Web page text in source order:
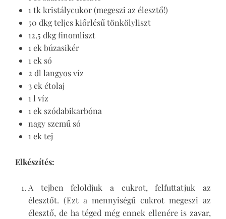
1 tk kristálycukor (megeszi az élesztő!)
50 dkg teljes kiőrlésű tönkölyliszt
12,5 dkg finomliszt
1 ek búzasikér
1 ek só
2 dl langyos víz
3 ek étolaj
1 l víz
1 ek szódabikarbóna
nagy szemű só
1 ek tej
Elkészítés:
A tejben feloldjuk a cukrot, felfuttatjuk az
élesztőt. (Ezt a mennyiségű cukrot megeszi az
élesztő, de ha téged még ennek ellenére is zavar,